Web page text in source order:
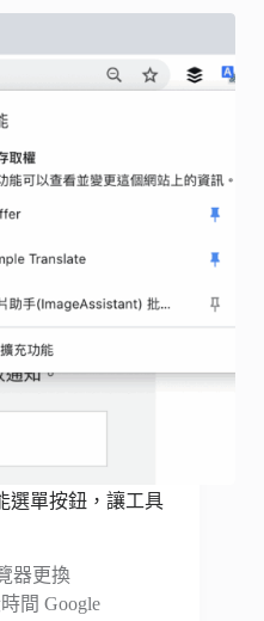
選單按鈕，讓工具
器更換
間 Google